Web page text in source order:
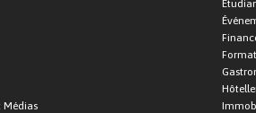
Médias